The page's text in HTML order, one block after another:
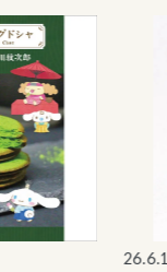
26.6.12up